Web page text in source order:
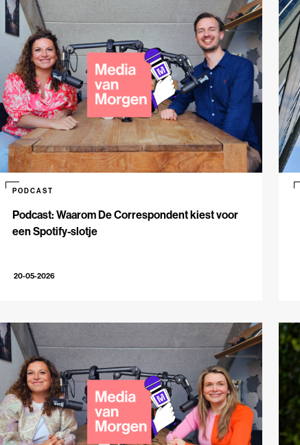
Podcast: Waarom De Correspondent kiest voor
een Spotify-slotje
PODCAST
20-05-2026